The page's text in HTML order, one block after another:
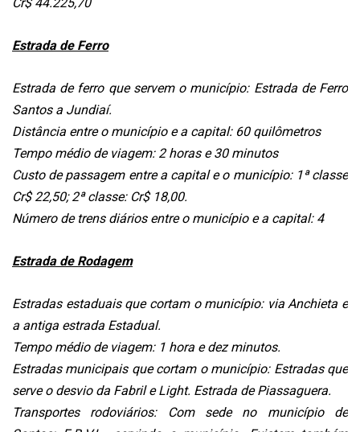
Estrada de Ferro
Estrada de ferro que servem o município: Estrada de Ferro
Santos a Jundiaí.
Distância entre o município e a capital: 60 quilômetros
Tempo médio de viagem: 2 horas e 30 minutos
Custo de passagem entre a capital e o município: 1ª classe
Cr$ 22,50; 2ª classe: Cr$ 18,00.
Número de trens diários entre o município e a capital: 4
Estrada de Rodagem
Estradas estaduais que cortam o município: via Anchieta e
a antiga estrada Estadual.
Tempo médio de viagem: 1 hora e dez minutos.
Estradas municipais que cortam o município: Estradas que
serve o desvio da Fabril e Light. Estrada de Piassaguera.
Transportes rodoviários: Com sede no município de